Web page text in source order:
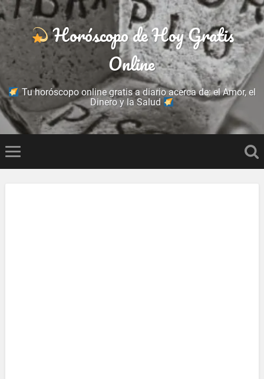
Horóscopo de Hoy Gratis
Online
Tu horóscopo online gratis a diario acerca de: el Amor, el
Dinero y la Salud